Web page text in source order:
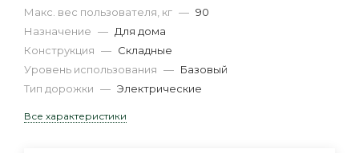
Макс. вес пользователя, кг — 90
Назначение — Для дома
Конструкция — Складные
Уровень использования — Базовый
Тип дорожки — Электрические
Все характеристики